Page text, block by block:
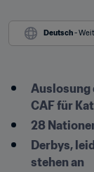
Deutsch -
Auslosung
CAF für
28
Derbys,
stehen an